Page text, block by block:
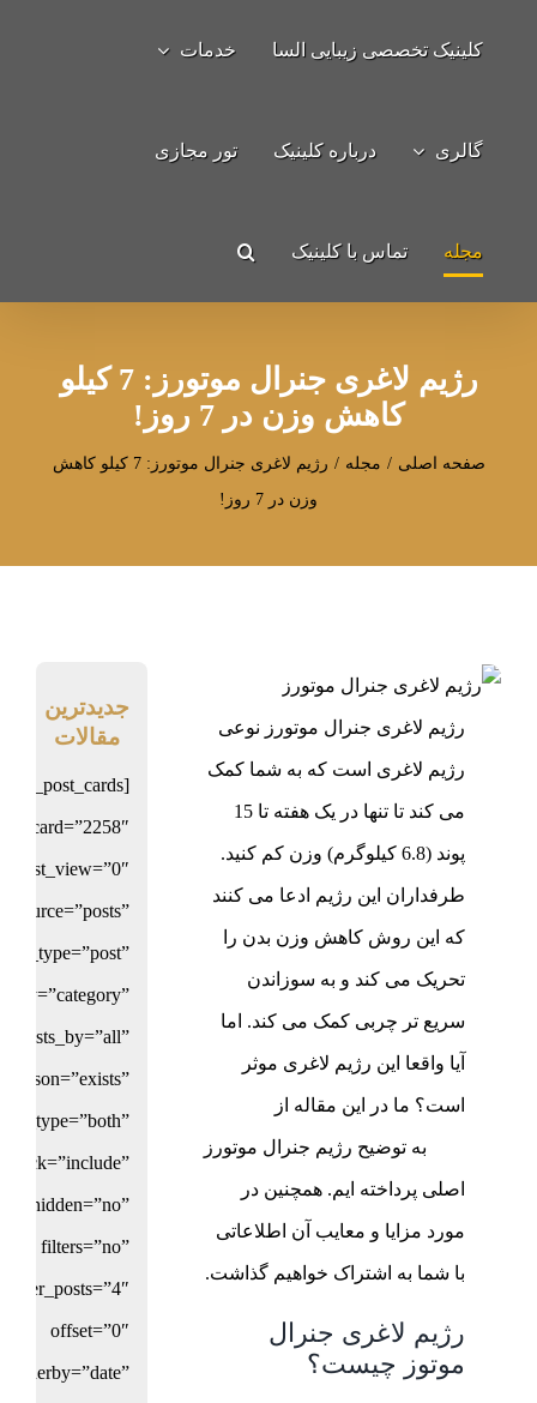
کلینیک تخصصی زیبایی السا خدمات
گالری درباره کلینیک تور مجازی
مجله تماس با کلینیک
رژیم لاغری جنرال موتورز: 7 کیلو
کاهش وزن در 7 روز!
صفحه اصلی / مجله /
رژیم لاغری جنرال موتورز: 7 کیلو کاهش
وزن در 7 روز!
رژیم لاغری جنرال موتورز نوعی
رژیم لاغری است که به شما کمک
می کند تا تنها در یک هفته تا 15
پوند (6.8 کیلوگرم) وزن کم کنید.
طرفداران این رژیم ادعا می کنند
که این روش کاهش وزن بدن را
تحریک می کند و به سوزاندن
سریع تر چربی کمک می کند. اما
آیا واقعا این رژیم لاغری موثر
است؟ ما در این مقاله از
به توضیح رژیم جنرال موتورز
اصلی پرداخته ایم. همچنین در
مورد مزایا و معایب آن اطلاعاتی
با شما به اشتراک خواهیم گذاشت.
رژیم لاغری جنرال
موتوز چیست؟
جدیدترین
مقالات
source=”posts”
posts_by=”all”
filters=”no”
offset=”0″
orderby=”date”